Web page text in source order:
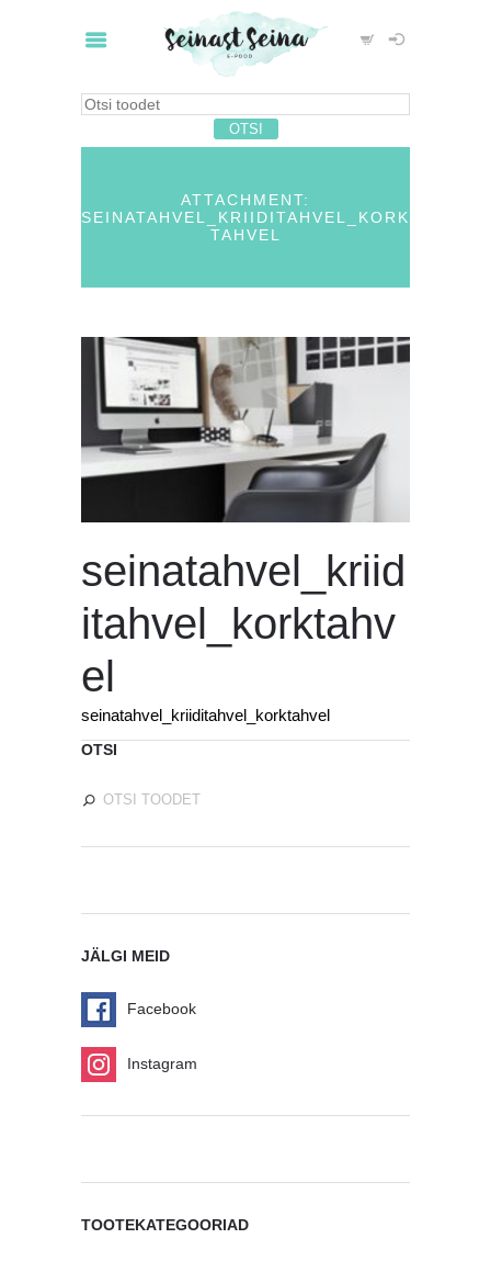
ATTACHMENT:
SEINATAHVEL_KRIIDITAHVEL_KORK
TAHVEL
seinatahvel_kriid
itahvel_korktahv
el
seinatahvel_kriiditahvel_korktahvel
OTSI
JÄLGI MEID
Facebook
Instagram
TOOTEKATEGOORIAD